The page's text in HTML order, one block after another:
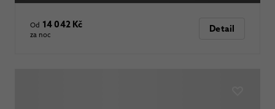
Od 14 042 Kč
za noc
Detail